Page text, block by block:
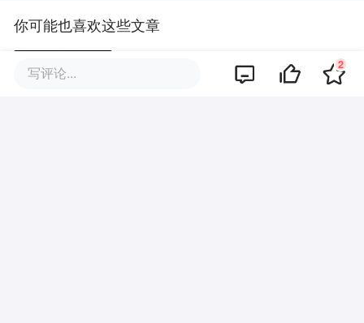
你可能也喜欢这些文章
Cursor，即将彻底消失？
写评论... 2